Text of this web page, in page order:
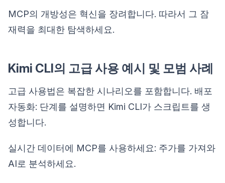
MCP의 개방성은 혁신을 장려합니다. 따라서 그 잠
재력을 최대한 탐색하세요.
Kimi CLI의 고급 사용 예시 및 모범 사례
고급 사용법은 복잡한 시나리오를 포함합니다. 배포
자동화: 단계를 설명하면 Kimi CLI가 스크립트를 생
성합니다.
실시간 데이터에 MCP를 사용하세요: 주가를 가져와
AI로 분석하세요.